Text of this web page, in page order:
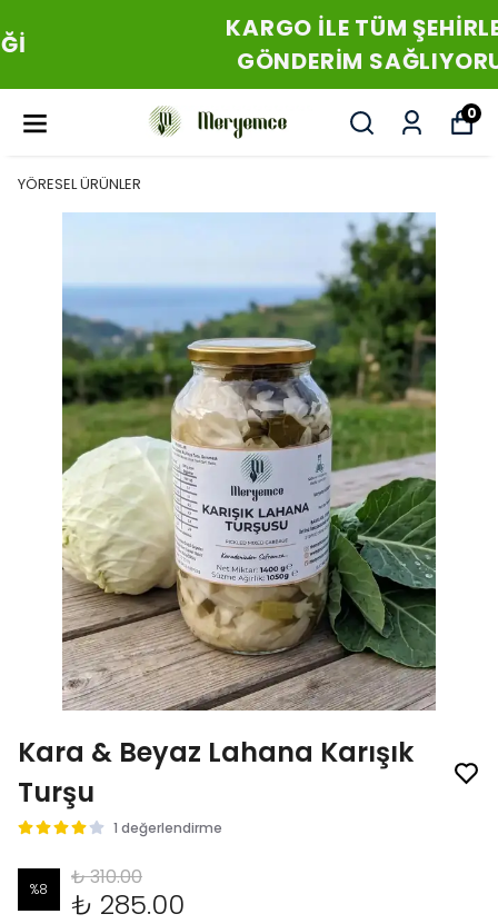
KARGO İLE TÜM ŞEHİRLERE
GÖNDERİM SAĞLIYORUZ
0
YÖRESEL ÜRÜNLER
Kara & Beyaz Lahana Karışık
Turşu
1 değerlendirme
%8 ₺ 310.00
₺ 285.00